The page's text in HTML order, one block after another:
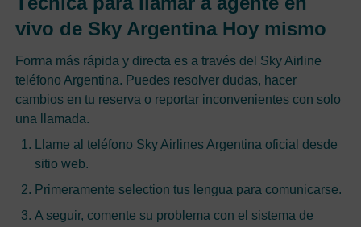
vivo de Sky Argentina Hoy mismo
Forma más rápida y directa es a través del Sky Airline
teléfono Argentina. Puedes resolver dudas, hacer
cambios en tu reserva o reportar inconvenientes con solo
una llamada.
Llame al teléfono Sky Airlines Argentina oficial desde
sitio web.
Primeramente selection tus lengua para comunicarse.
A seguir, comente su problema con el sistema de